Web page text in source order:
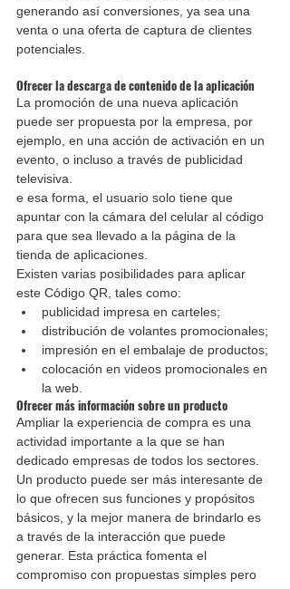
generando así conversiones, ya sea una
venta o una oferta de captura de clientes
potenciales.
Ofrecer la descarga de contenido de la aplicación
La promoción de una nueva aplicación
puede ser propuesta por la empresa, por
ejemplo, en una acción de activación en un
evento, o incluso a través de publicidad
televisiva.
e esa forma, el usuario solo tiene que
apuntar con la cámara del celular al código
para que sea llevado a la página de la
tienda de aplicaciones.
Existen varias posibilidades para aplicar
este Código QR, tales como:
publicidad impresa en carteles;
distribución de volantes promocionales;
impresión en el embalaje de productos;
colocación en videos promocionales en
la web.
Ofrecer más información sobre un producto
Ampliar la experiencia de compra es una
actividad importante a la que se han
dedicado empresas de todos los sectores.
Un producto puede ser más interesante de
lo que ofrecen sus funciones y propósitos
básicos, y la mejor manera de brindarlo es
a través de la interacción que puede
generar. Esta práctica fomenta el
compromiso con propuestas simples pero